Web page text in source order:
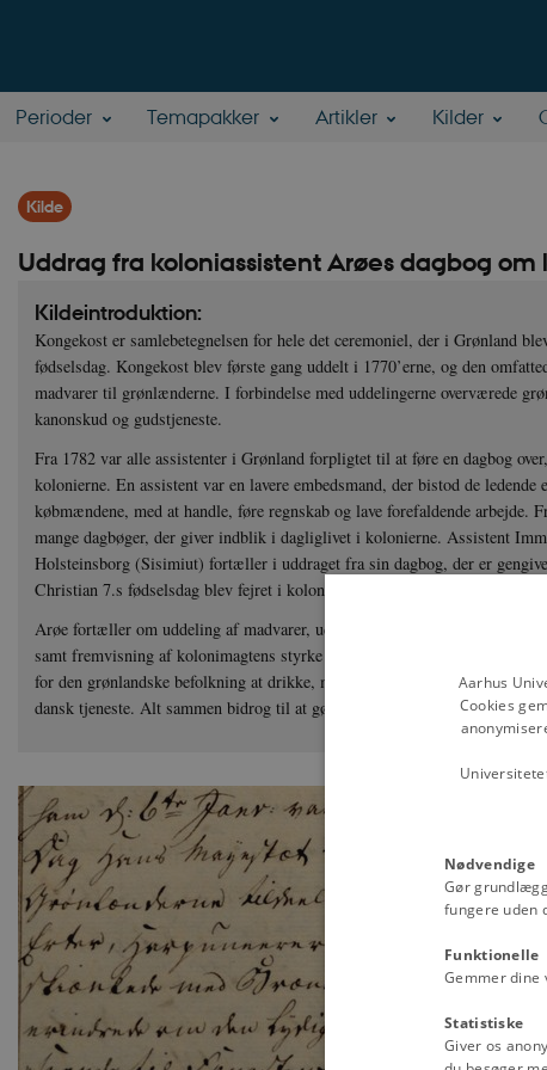
Perioder Temapakker Artikler Kilder
Kilde
Uddrag fra koloniassistent Arøes dagbog
Kildeintroduktion:
Kongekost er samlebetegnelsen for hele det ceremoniel, der i Grønland
fødselsdag. Kongekost blev første gang uddelt i 1770’erne, og den
madvarer til grønlænderne. I forbindelse med uddelingerne overværede
kanonskud og gudstjeneste.
Fra 1782 var alle assistenter i Grønland forpligtet til at føre en dagbog
kolonierne. En assistent var en lavere embedsmand, der bistod de
købmændene, med at handle, føre regnskab og lave forefaldende arbejde.
mange dagbøger, der giver indblik i dagliglivet i kolonierne. Assistent
Holsteinsborg (Sisimiut) fortæller i uddraget fra sin dagbog, der er
Christian 7.s fødselsdag blev fejret i kolonien 29. januar 1788.
Arøe fortæller om uddeling af madvarer, udskænkning af brændevin til det
samt fremvisning af kolonimagtens styrke ved flag, kanoner og
for den grønlandske befolkning at drikke, men her synes at være gjort en
dansk tjeneste. Alt sammen bidrog til at gøre fejringen af kongens
Aarhus
Cookies
Nødvendige
Gør
fungere uden
Funktionelle
Gemmer dine
Statistiske
Giver os